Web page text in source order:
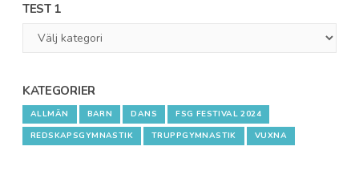
TEST 1
KATEGORIER
ALLMÄN BARN DANS
FSG FESTIVAL 2024
REDSKAPSGYMNASTIK
TRUPPGYMNASTIK VUXNA